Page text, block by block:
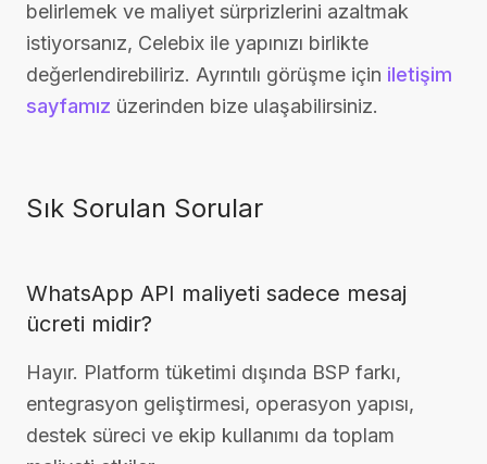
belirlemek ve maliyet sürprizlerini azaltmak
istiyorsanız, Celebix ile yapınızı birlikte
değerlendirebiliriz. Ayrıntılı görüşme için iletişim
sayfamız üzerinden bize ulaşabilirsiniz.
Sık Sorulan Sorular
WhatsApp API maliyeti sadece mesaj
ücreti midir?
Hayır. Platform tüketimi dışında BSP farkı,
entegrasyon geliştirmesi, operasyon yapısı,
destek süreci ve ekip kullanımı da toplam